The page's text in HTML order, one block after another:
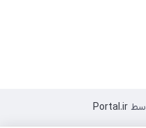
Portal.ir